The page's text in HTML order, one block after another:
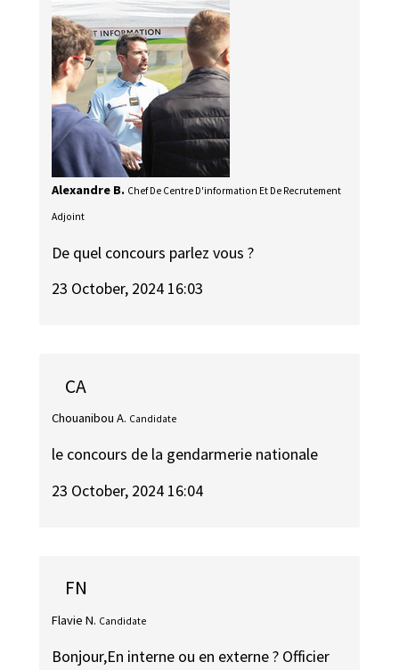
Alexandre B. Chef De Centre D'information Et De Recrutement
Adjoint
De quel concours parlez vous ?
23 October, 2024 16:03
CA
Chouanibou A. Candidate
le concours de la gendarmerie nationale
23 October, 2024 16:04
FN
Flavie N. Candidate
Bonjour,En interne ou en externe ? Officier